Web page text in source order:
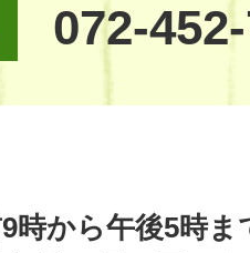
072-
時から午後5時ま